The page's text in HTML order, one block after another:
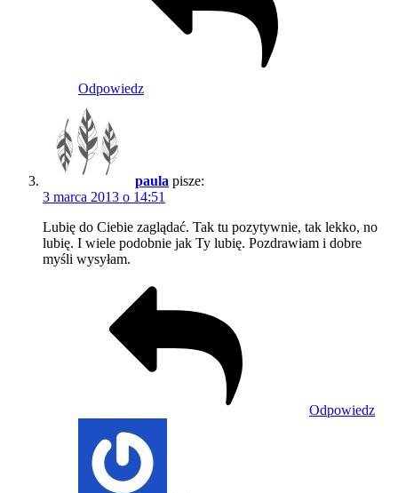
Odpowiedz
paula pisze:
3 marca 2013 o 14:51
Lubię do Ciebie zaglądać. Tak tu pozytywnie, tak lekko, no
lubię. I wiele podobnie jak Ty lubię. Pozdrawiam i dobre
myśli wysyłam.
Odpowiedz